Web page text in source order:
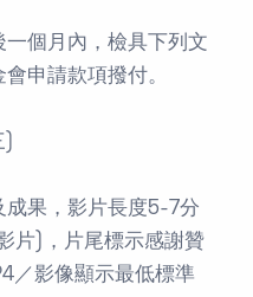
個月內，檢具下列文
申請款項撥付。
果，影片長度5-7分
片)，片尾標示感謝贊
／影像顯示最低標準